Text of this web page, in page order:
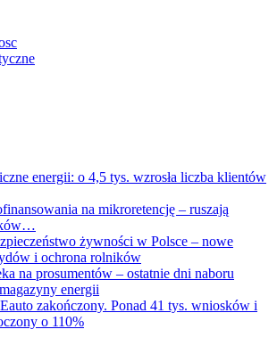
energii: o 4,5 tys. wzrosła liczba klientów
na mikroretencję – ruszają
żywności w Polsce – nowe
i ochrona rolników
na prosumentów – ostatnie dni naboru
energii
zakończony. Ponad 41 tys. wniosków i
o 110%